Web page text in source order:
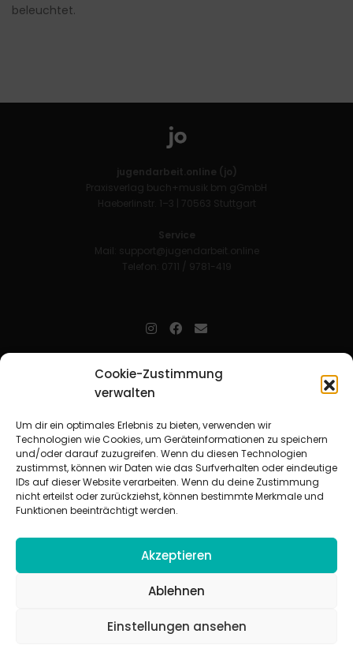
Cookie-Zustimmung
verwalten
Um dir ein optimales Erlebnis zu bieten, verwenden wir
Technologien wie Cookies, um Geräteinformationen zu speichern
und/oder darauf zuzugreifen. Wenn du diesen Technologien
zustimmst, können wir Daten wie das Surfverhalten oder eindeutige
IDs auf dieser Website verarbeiten. Wenn du deine Zustimmung
nicht erteilst oder zurückziehst, können bestimmte Merkmale und
Funktionen beeinträchtigt werden.
Akzeptieren
Ablehnen
Einstellungen ansehen
beleuchtet.
jugendarbeit.online (jo)
Praxisverlag buch+musik bm gGmbH
Haeberlinstr. 1–3 | 70563 Stuttgart
Service
Mail: support@jugendarbeit.online
Telefon: 0711 / 9781-419
Mitarbeitende in der christlichen Kinder-, Jugend- und jungen
Erwachsenenarbeit. Aufjofindet man unkompliziert und schnell
Beziehungsarbeit.
Beteiligte Verbände
CVJM-Landesverband Bayern e. V. |CVJM-Gesamtverband in
Deutschland e. V.
CVJM-Westbund e. V.|Deutscher Jugendverband „Entschieden für
Christus“ e. V.
© 2026 jugendarbeit.online